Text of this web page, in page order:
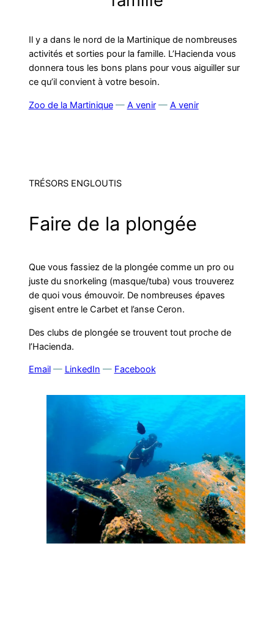
Il y a dans le nord de la Martinique de nombreuses
activités et sorties pour la famille. L’Hacienda vous
donnera tous les bons plans pour vous aiguiller sur
ce qu’il convient à votre besoin.
Zoo de la Martinique— A venir— A venir
TRÉSORS ENGLOUTIS
Faire de la plongée
Que vous fassiez de la plongée comme un pro ou
juste du snorkeling (masque/tuba) vous trouverez
de quoi vous émouvoir. De nombreuses épaves
gisent entre le Carbet et l’anse Ceron.
Des clubs de plongée se trouvent tout proche de
l’Hacienda.
Email— LinkedIn — Facebook